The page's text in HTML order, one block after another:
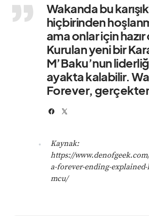
Wakanda bu
hiçbirinden
ama onlar için
Kurulan yeni bir
M’Baku’nun
ayakta kalabilir.
Forever,
Kaynak:
https://
a-forever-ending-
mcu/